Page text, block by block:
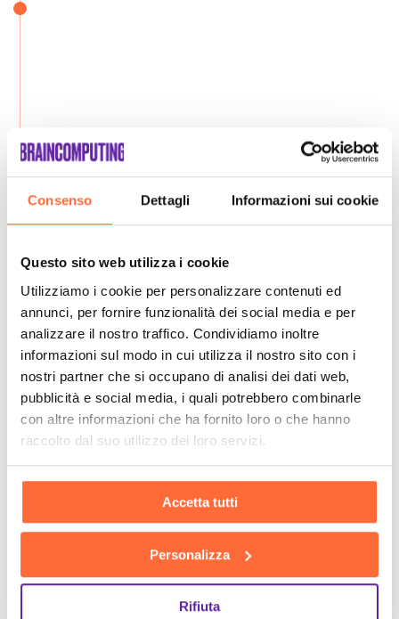
Consenso Dettagli Informazioni sui cookie
Questo sito web utilizza i cookie
Utilizziamo i cookie per personalizzare contenuti ed
annunci, per fornire funzionalità dei social media e per
analizzare il nostro traffico. Condividiamo inoltre
informazioni sul modo in cui utilizza il nostro sito con i
nostri partner che si occupano di analisi dei dati web,
pubblicità e social media, i quali potrebbero combinarle
con altre informazioni che ha fornito loro o che hanno
raccolto dal suo utilizzo dei loro servizi.
Accetta tutti
Personalizza
Rifiuta